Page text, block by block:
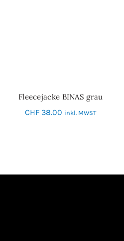
SCHNELL-EINKAUF
Fleecejacke BINAS grau
CHF 38.00 inkl. MWST